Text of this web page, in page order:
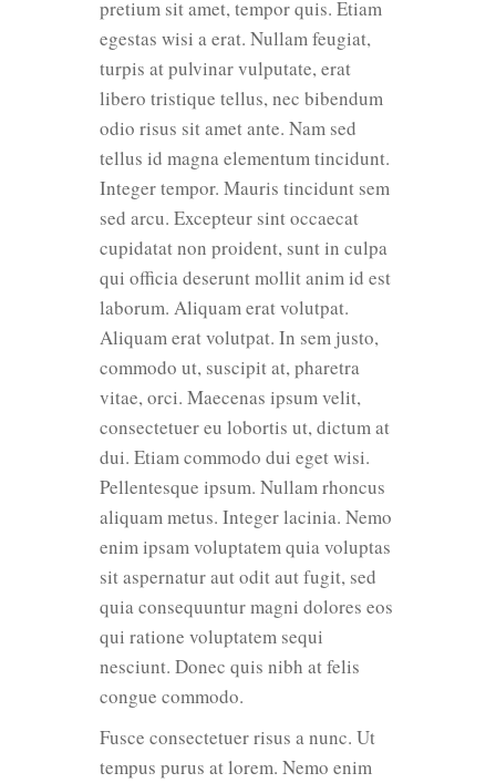
pretium sit amet, tempor quis. Etiam
egestas wisi a erat. Nullam feugiat,
turpis at pulvinar vulputate, erat
libero tristique tellus, nec bibendum
odio risus sit amet ante. Nam sed
tellus id magna elementum tincidunt.
Integer tempor. Mauris tincidunt sem
sed arcu. Excepteur sint occaecat
cupidatat non proident, sunt in culpa
qui officia deserunt mollit anim id est
laborum. Aliquam erat volutpat.
Aliquam erat volutpat. In sem justo,
commodo ut, suscipit at, pharetra
vitae, orci. Maecenas ipsum velit,
consectetuer eu lobortis ut, dictum at
dui. Etiam commodo dui eget wisi.
Pellentesque ipsum. Nullam rhoncus
aliquam metus. Integer lacinia. Nemo
enim ipsam voluptatem quia voluptas
sit aspernatur aut odit aut fugit, sed
quia consequuntur magni dolores eos
qui ratione voluptatem sequi
nesciunt. Donec quis nibh at felis
congue commodo.
Fusce consectetuer risus a nunc. Ut
tempus purus at lorem. Nemo enim